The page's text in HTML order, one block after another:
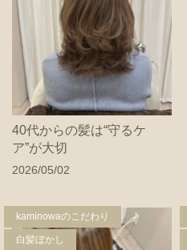
40代からの髪は“守るケ
ア”が大切
2026/05/02
kaminowaのこだわり
白髪ぼかし